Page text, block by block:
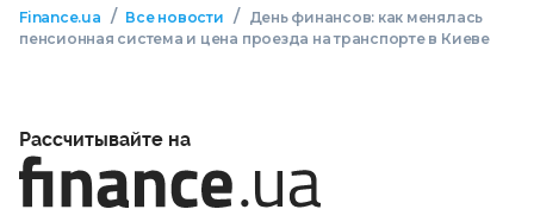
Finance.ua / Все новости /
День финансов: как менялась
пенсионная система и цена проезда на транспорте в Киеве
Рассчитывайте на